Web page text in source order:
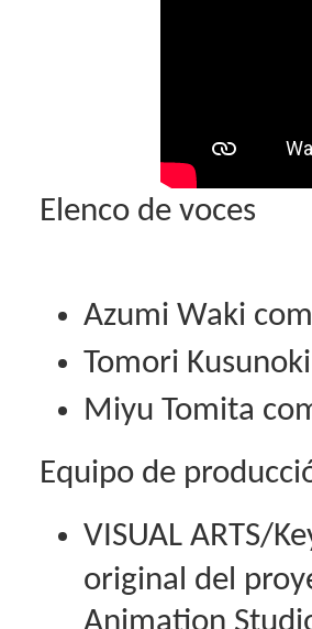
Elenco de voces
Azumi Waki
Tomori
Miyu Tomita
Equipo de
VISUAL ARTS/
original del